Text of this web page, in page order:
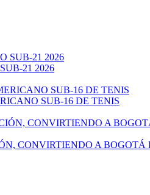
21 2026
SUB-16 DE TENIS
CONVIRTIENDO A